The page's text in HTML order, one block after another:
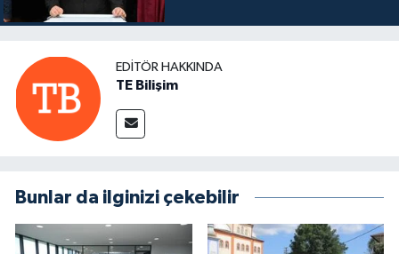
EDITÖR HAKKINDA
TE Bilişim
Bunlar da ilginizi çekebilir